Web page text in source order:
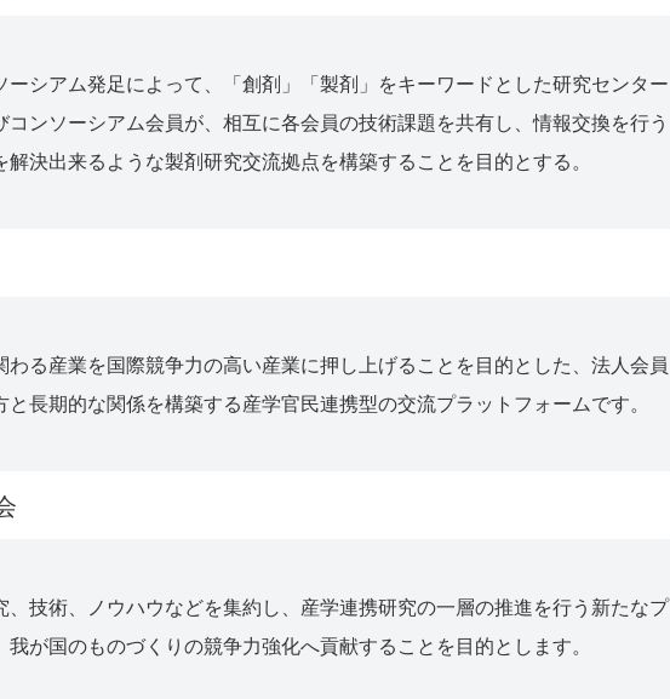
シアム発足によって、「創剤」「製剤」をキーワードとした研究センター
ンソーシアム会員が、相互に各会員の技術課題を共有し、情報交換を行う
決出来るような製剤研究交流拠点を構築することを目的とする。
わる産業を国際競争力の高い産業に押し上げることを目的とした、法人会員
と長期的な関係を構築する産学官民連携型の交流プラットフォームです。
技術、ノウハウなどを集約し、産学連携研究の一層の推進を行う新たなプ
が国のものづくりの競争力強化へ貢献することを目的とします。